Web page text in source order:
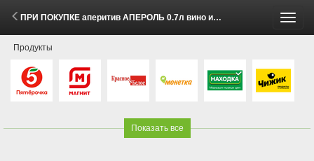
ПРИ ПОКУПКЕ аперитив АПЕРОЛЬ 0.7л вино игристое ПРОССИМО белое брют 0.75л со скидкой 400 рублей (2 Июня - 31 Августа 2026)
Продукты
Показать все